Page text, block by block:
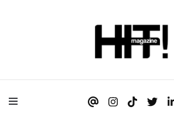
HIT!Magazine